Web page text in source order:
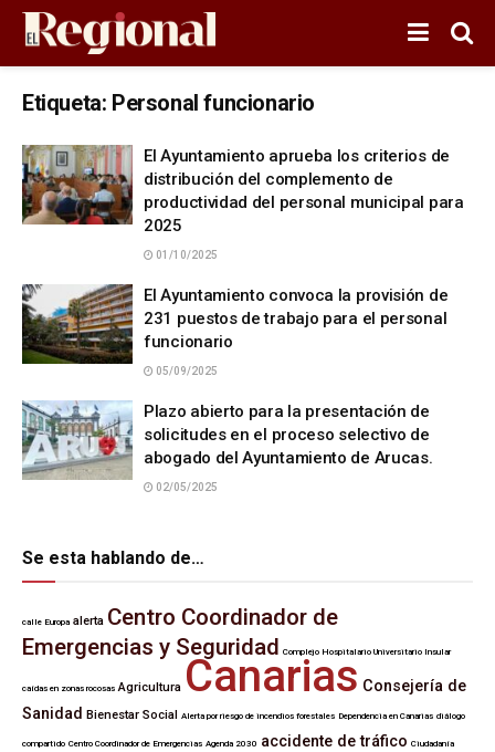
Etiqueta: Personal funcionario
El Ayuntamiento aprueba los criterios de
distribución del complemento de
productividad del personal municipal para
2025
01/10/2025
El Ayuntamiento convoca la provisión de
231 puestos de trabajo para el personal
funcionario
05/09/2025
Plazo abierto para la presentación de
solicitudes en el proceso selectivo de
abogado del Ayuntamiento de Arucas.
02/05/2025
Se esta hablando de…
calle Europa alerta Centro Coordinador de
Emergencias y Seguridad Complejo Hospitalario Universitario Insular
caídas en zonas rocosas Agricultura Canarias Consejería de
Sanidad Bienestar Social Alerta por riesgo de incendios forestales Dependencia en Canarias diálogo
compartido Centro Coordinador de Emergencias Agenda 2030 accidente de tráfico Ciudadanía